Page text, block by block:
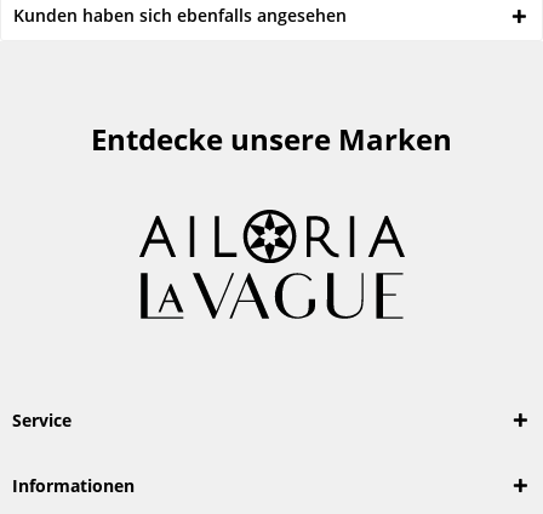
Kunden haben sich ebenfalls angesehen
Entdecke unsere Marken
Service
Informationen